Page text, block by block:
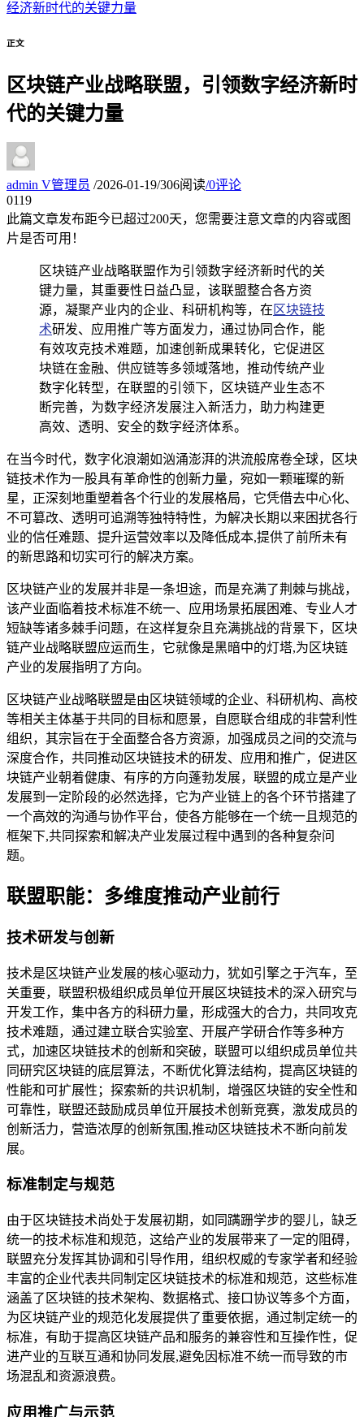
经济新时代的关键力量
正文
区块链产业战略联盟，引领数字经济新时
代的关键力量
admin V管理员 /2026-01-19/306阅读/0评论
0119
此篇文章发布距今已超过200天，您需要注意文章的内容或图
片是否可用！
区块链产业战略联盟作为引领数字经济新时代的关
键力量，其重要性日益凸显，该联盟整合各方资
源，凝聚产业内的企业、科研机构等，在 区块链技
术研发、应用推广等方面发力，通过协同合作，能
有效攻克技术难题，加速创新成果转化，它促进区
块链在金融、供应链等多领域落地，推动传统产业
数字化转型，在联盟的引领下，区块链产业生态不
断完善，为数字经济发展注入新活力，助力构建更
高效、透明、安全的数字经济体系。
在当今时代，数字化浪潮如汹涌澎湃的洪流般席卷全球，区块
链技术作为一股具有革命性的创新力量，宛如一颗璀璨的新
星，正深刻地重塑着各个行业的发展格局，它凭借去中心化、
不可篡改、透明可追溯等独特特性，为解决长期以来困扰各行
业的信任难题、提升运营效率以及降低成本,提供了前所未有
的新思路和切实可行的解决方案。
区块链产业的发展并非是一条坦途，而是充满了荆棘与挑战，
该产业面临着技术标准不统一、应用场景拓展困难、专业人才
短缺等诸多棘手问题，在这样复杂且充满挑战的背景下，区块
链产业战略联盟应运而生，它就像是黑暗中的灯塔,为区块链
产业的发展指明了方向。
区块链产业战略联盟是由区块链领域的企业、科研机构、高校
等相关主体基于共同的目标和愿景，自愿联合组成的非营利性
组织，其宗旨在于全面整合各方资源，加强成员之间的交流与
深度合作，共同推动区块链技术的研发、应用和推广，促进区
块链产业朝着健康、有序的方向蓬勃发展，联盟的成立是产业
发展到一定阶段的必然选择，它为产业链上的各个环节搭建了
一个高效的沟通与协作平台，使各方能够在一个统一且规范的
框架下,共同探索和解决产业发展过程中遇到的各种复杂问
题。
联盟职能：多维度推动产业前行
技术研发与创新
技术是区块链产业发展的核心驱动力，犹如引擎之于汽车，至
关重要，联盟积极组织成员单位开展区块链技术的深入研究与
开发工作，集中各方的科研力量，形成强大的合力，共同攻克
技术难题，通过建立联合实验室、开展产学研合作等多种方
式，加速区块链技术的创新和突破，联盟可以组织成员单位共
同研究区块链的底层算法，不断优化算法结构，提高区块链的
性能和可扩展性；探索新的共识机制，增强区块链的安全性和
可靠性，联盟还鼓励成员单位开展技术创新竞赛，激发成员的
创新活力，营造浓厚的创新氛围,推动区块链技术不断向前发
展。
标准制定与规范
由于区块链技术尚处于发展初期，如同蹒跚学步的婴儿，缺乏
统一的技术标准和规范，这给产业的发展带来了一定的阻碍，
联盟充分发挥其协调和引导作用，组织权威的专家学者和经验
丰富的企业代表共同制定区块链技术的标准和规范，这些标准
涵盖了区块链的技术架构、数据格式、接口协议等多个方面，
为区块链产业的规范化发展提供了重要依据，通过制定统一的
标准，有助于提高区块链产品和服务的兼容性和互操作性，促
进产业的互联互通和协同发展,避免因标准不统一而导致的市
场混乱和资源浪费。
应用推广与示范